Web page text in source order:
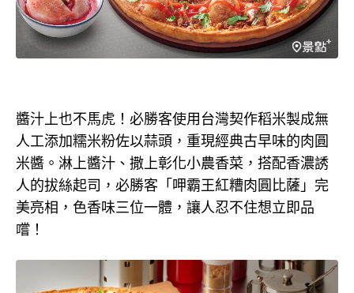
醬汁上也不馬虎！必勝客使用台灣契作稻米製成無
人工添加糯米粉佐以蒜頭，重現經典古早味的肉圓
米醬。淋上醬汁、撒上彰化小農香菜，搭配香濃誘
人的拔絲起司，必勝客「呷霸王紅糟肉圓比薩」完
美亮相，色香味三位一體，讓人忍不住想立即品
嚐！